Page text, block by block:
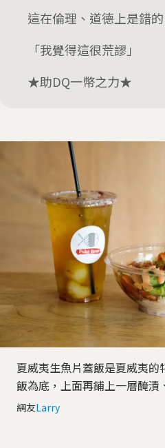
這在倫理、道德上是錯的
「我覺得這很荒謬」
★助DQ一幣之力★
夏威夷生魚片蓋飯是夏威夷
飯為底，上面再鋪上一層醃漬
網友Larry